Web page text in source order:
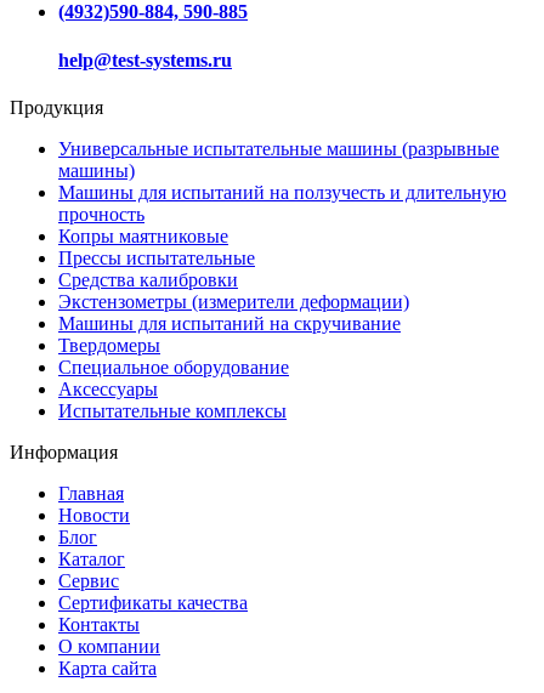
(4932)590-884, 590-885
help@test-systems.ru
Продукция
Универсальные испытательные машины (разрывные
машины)
Машины для испытаний на ползучесть и длительную
прочность
Копры маятниковые
Прессы испытательные
Средства калибровки
Экстензометры (измерители деформации)
Машины для испытаний на скручивание
Твердомеры
Специальное оборудование
Аксессуары
Испытательные комплексы
Информация
Главная
Новости
Блог
Каталог
Сервис
Сертификаты качества
Контакты
О компании
Карта сайта